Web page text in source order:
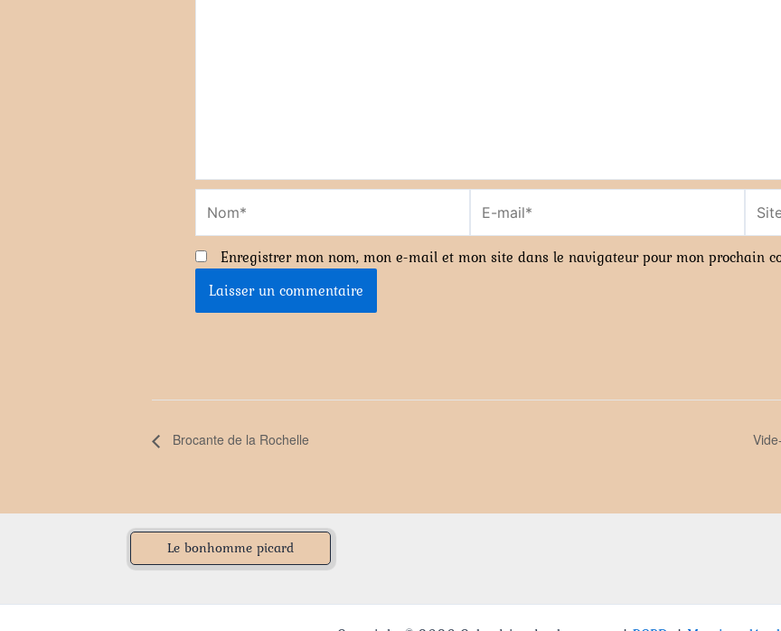
mail*
Enregistrer mon nom, mon e-mail et mon site dans le navigateur pour mon prochain
Brocante de la Rochelle
Le bonhomme picard